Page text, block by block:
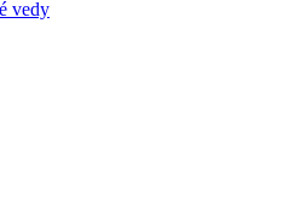
vedy